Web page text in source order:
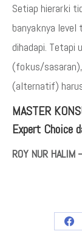
Setiap hierarki
banyaknya level
dihadapi. Tetapi
(fokus/
(alternatif)
MASTER
Expert Choice
ROY NUR